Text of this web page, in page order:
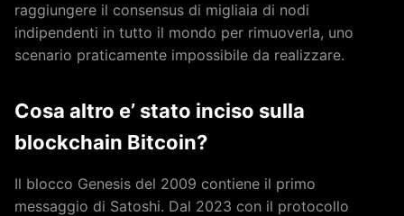
raggiungere il consensus di migliaia di nodi
indipendenti in tutto il mondo per rimuoverla, uno
scenario praticamente impossibile da realizzare.
Cosa altro e’ stato inciso sulla
blockchain Bitcoin?
Il blocco Genesis del 2009 contiene il primo
messaggio di Satoshi. Dal 2023 con il protocollo